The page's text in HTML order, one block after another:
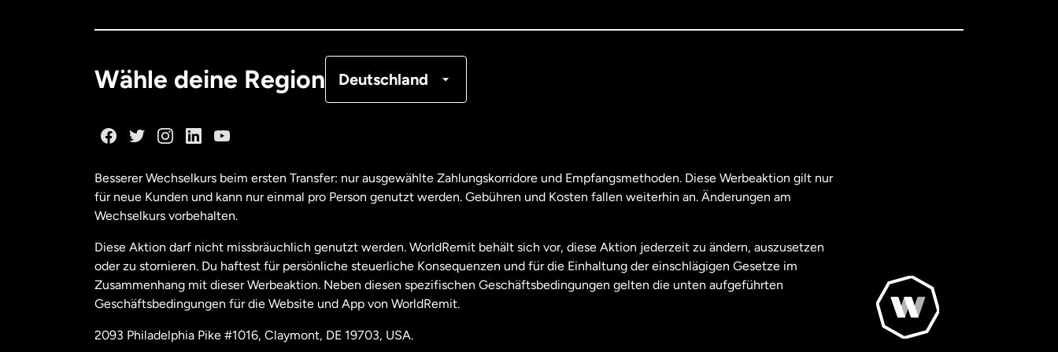
Wähle deine Region Deutschland
Malaysia
Neuseeland
Niederlande
Besserer Wechselkurs beim ersten Transfer: nur ausgewählte Zahlungskorridore und Empfangsmethoden. Diese Werbeaktion gilt nur
für neue Kunden und kann nur einmal pro Person genutzt werden. Gebühren und Kosten fallen weiterhin an. Änderungen am
Wechselkurs vorbehalten.
Diese Aktion darf nicht missbräuchlich genutzt werden. WorldRemit behält sich vor, diese Aktion jederzeit zu ändern, auszusetzen
oder zu stornieren. Du haftest für persönliche steuerliche Konsequenzen und für die Einhaltung der einschlägigen Gesetze im
Zusammenhang mit dieser Werbeaktion. Neben diesen spezifischen Geschäftsbedingungen gelten die unten aufgeführten
Geschäftsbedingungen für die Website und App von WorldRemit.
2093 Philadelphia Pike #1016, Claymont, DE 19703, USA.